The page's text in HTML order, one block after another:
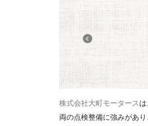
株式会社大町モータース
両の点検整備に強みがあ